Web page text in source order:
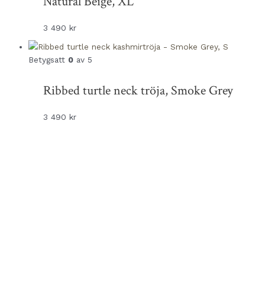
3 490 kr
Betygsatt 0 av 5
Ribbed turtle neck tröja, Smoke Grey
3 490 kr